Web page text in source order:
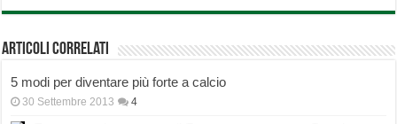
Articoli correlati
5 modi per diventare più forte a calcio
30 Settembre 2013 4